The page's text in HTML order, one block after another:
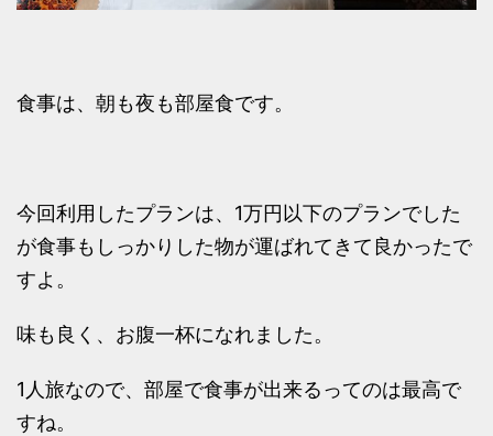
食事は、朝も夜も部屋食です。
今回利用したプランは、1万円以下のプランでした
が食事もしっかりした物が運ばれてきて良かったで
すよ。
味も良く、お腹一杯になれました。
1人旅なので、部屋で食事が出来るってのは最高で
すね。